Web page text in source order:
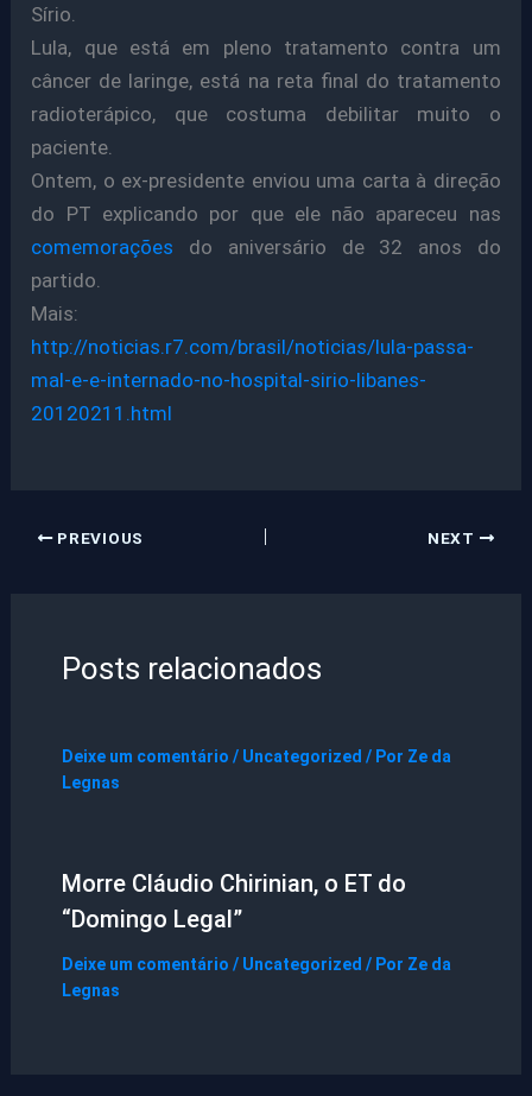
Sírio.
Lula, que está em pleno tratamento contra um
câncer de laringe, está na reta final do tratamento
radioterápico, que costuma debilitar muito o
paciente.
Ontem, o ex-presidente enviou uma carta à direção
do PT explicando por que ele não apareceu nas
comemorações do aniversário de 32 anos do
partido.
Mais:
http://noticias.r7.com/brasil/noticias/lula-passa-
mal-e-e-internado-no-hospital-sirio-libanes-
20120211.html
PREVIOUS NEXT
Posts relacionados
Deixe um comentário / Uncategorized / Por Ze da
Legnas
Morre Cláudio Chirinian, o ET do
“Domingo Legal”
Deixe um comentário / Uncategorized / Por Ze da
Legnas